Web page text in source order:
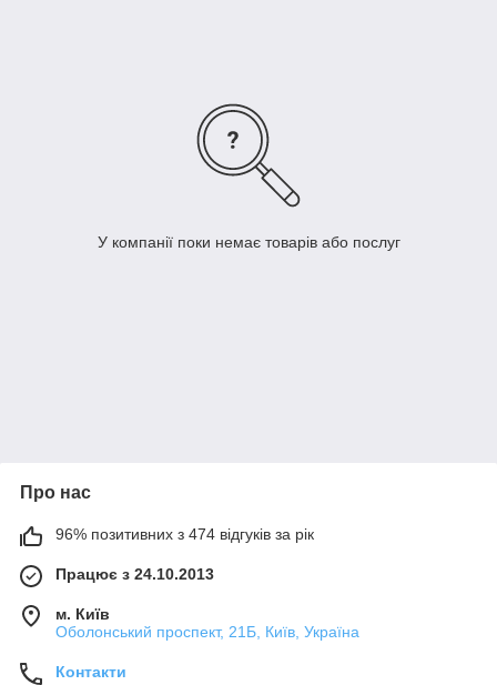
У компанії поки немає товарів або послуг
Про нас
96% позитивних з 474 відгуків за рік
Працює з 24.10.2013
м. Київ
Оболонський проспект, 21Б, Київ, Україна
Контакти